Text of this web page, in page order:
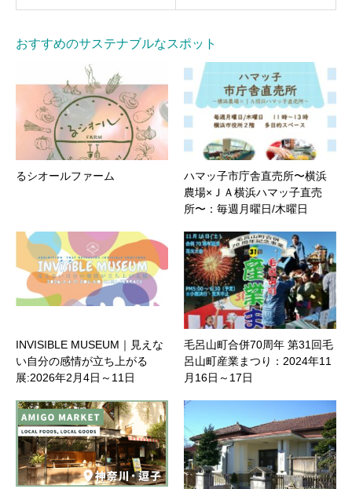
おすすめのサステナブルなスポット
るシオールファーム
ハマッ子市庁舎直売所〜横浜
農場×ＪＡ横浜ハマッ子直売
所〜：毎週月曜日/木曜日
INVISIBLE MUSEUM｜見えな
い自分の感情が立ち上がる
展:2026年2月4日～11日
毛呂山町合併70周年 第31回毛
呂山町産業まつり：2024年11
月16日～17日